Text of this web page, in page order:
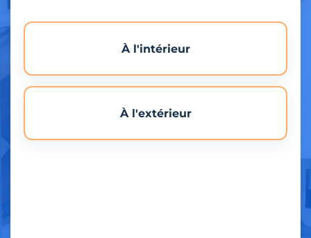
À l'intérieur
À l'extérieur